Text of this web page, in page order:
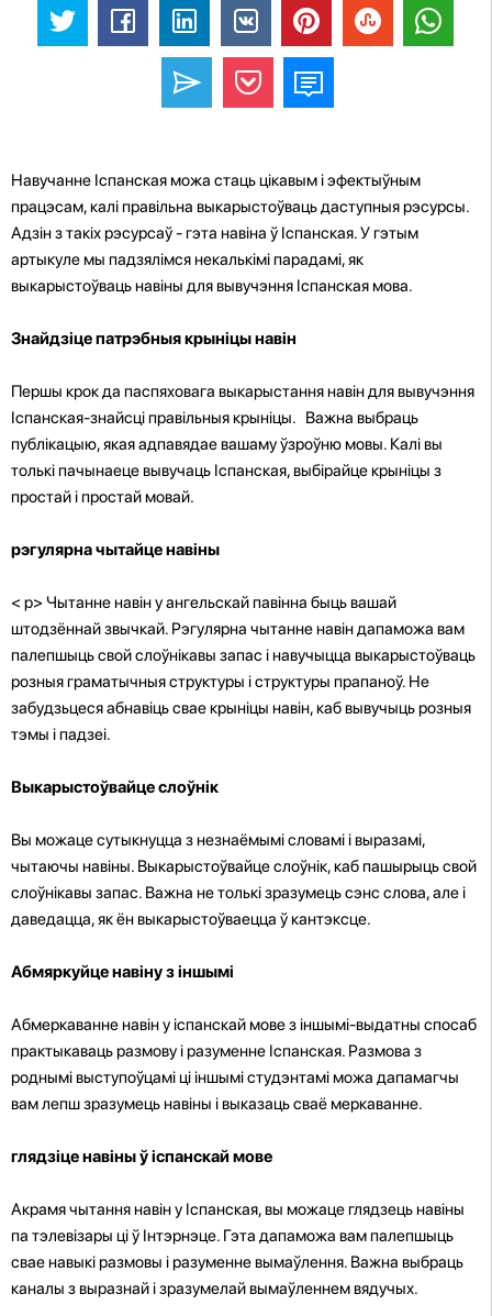
Навучанне Іспанская можа стаць цікавым і эфектыўным
працэсам, калі правільна выкарыстоўваць даступныя рэсурсы.
Адзін з такіх рэсурсаў - гэта навіна ў Іспанская. У гэтым
артыкуле мы падзялімся некалькімі парадамі, як
выкарыстоўваць навіны для вывучэння Іспанская мова.
Знайдзіце патрэбныя крыніцы навін
Першы крок да паспяховага выкарыстання навін для вывучэння
Іспанская-знайсці правільныя крыніцы. Важна выбраць
публікацыю, якая адпавядае вашаму ўзроўню мовы. Калі вы
толькі пачынаеце вывучаць Іспанская, выбірайце крыніцы з
простай і простай мовай.
рэгулярна чытайце навіны
< p> Чытанне навін у ангельскай павінна быць вашай
штодзённай звычкай. Рэгулярна чытанне навін дапаможа вам
палепшыць свой слоўнікавы запас і навучыцца выкарыстоўваць
розныя граматычныя структуры і структуры прапаноў. Не
забудзьцеся абнавіць свае крыніцы навін, каб вывучыць розныя
тэмы і падзеі.
Выкарыстоўвайце слоўнік
Вы можаце сутыкнуцца з незнаёмымі словамі і выразамі,
чытаючы навіны. Выкарыстоўвайце слоўнік, каб пашырыць свой
слоўнікавы запас. Важна не толькі зразумець сэнс слова, але і
даведацца, як ён выкарыстоўваецца ў кантэксце.
Абмяркуйце навіну з іншымі
Абмеркаванне навін у іспанскай мове з іншымі-выдатны спосаб
практыкаваць размову і разуменне Іспанская. Размова з
роднымі выступоўцамі ці іншымі студэнтамі можа дапамагчы
вам лепш зразумець навіны і выказаць сваё меркаванне.
глядзіце навіны ў іспанскай мове
Акрамя чытання навін у Іспанская, вы можаце глядзець навіны
па тэлевізары ці ў Інтэрнэце. Гэта дапаможа вам палепшыць
свае навыкі размовы і разуменне вымаўлення. Важна выбраць
каналы з выразнай і зразумелай вымаўленнем вядучых.